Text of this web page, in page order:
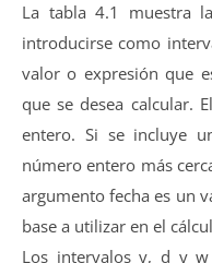
La tabla 4.1 muestra
introducirse como
valor o expresión que
que se desea calcular.
entero. Si se incluye
número entero más
argumento fecha es un
base a utilizar en el
Los intervalos y, d y